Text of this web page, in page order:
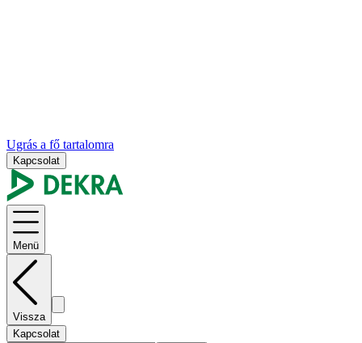
Ugrás a fő tartalomra
Kapcsolat
Menü
Vissza
Kapcsolat